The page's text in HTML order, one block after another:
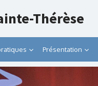
Thérèse
Présentation